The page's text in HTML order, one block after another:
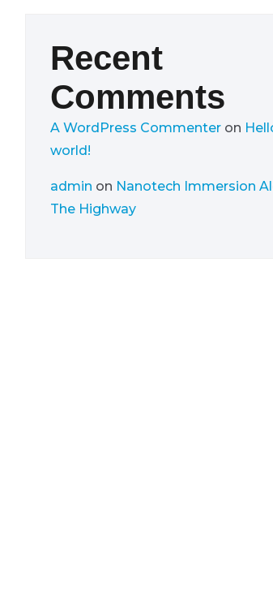
Recent
Comments
A WordPress Commenter on
world!
admin on Nanotech Immersion
The Highway